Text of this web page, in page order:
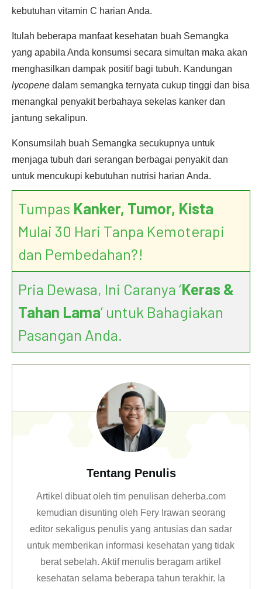
kebutuhan vitamin C harian Anda.
Itulah beberapa manfaat kesehatan buah Semangka
yang apabila Anda konsumsi secara simultan maka akan
menghasilkan dampak positif bagi tubuh. Kandungan
lycopene dalam semangka ternyata cukup tinggi dan bisa
menangkal penyakit berbahaya sekelas kanker dan
jantung sekalipun.
Konsumsilah buah Semangka secukupnya untuk
menjaga tubuh dari serangan berbagai penyakit dan
untuk mencukupi kebutuhan nutrisi harian Anda.
Tumpas Kanker, Tumor, Kista
Mulai 30 Hari Tanpa Kemoterapi
dan Pembedahan?!
Pria Dewasa, Ini Caranya ‘Keras &
Tahan Lama’ untuk Bahagiakan
Pasangan Anda.
Tentang Penulis
Artikel dibuat oleh tim penulisan deherba.com
kemudian disunting oleh Fery Irawan seorang
editor sekaligus penulis yang antusias dan sadar
untuk memberikan informasi kesehatan yang tidak
berat sebelah. Aktif menulis beragam artikel
kesehatan selama beberapa tahun terakhir. Ia